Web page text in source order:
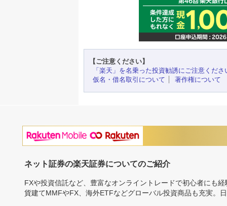
【ご注意ください】
「楽天」を名乗った投資勧誘にご注意くださ
仮名・借名取引について
著作権について
ネット証券の楽天証券についてのご紹介
FXや投資信託など、豊富なオンライントレードで初心者にも
貨建てMMFやFX、海外ETFなどグローバル投資商品も充実。